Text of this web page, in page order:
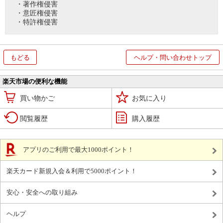
・著作権侵害
・意匠権侵害
・特許権侵害
もどる ヘルプ・問い合わせトップ
楽天市場の便利な機能
買い物かご お気に入り
閲覧履歴 購入履歴
アプリのご利用で最大1000ポイント！
楽天カード新規入会＆利用で5000ポイント！
安心・安全への取り組み
ヘルプ